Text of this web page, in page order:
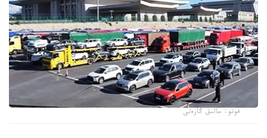
فوتو: حالىق گازەتى